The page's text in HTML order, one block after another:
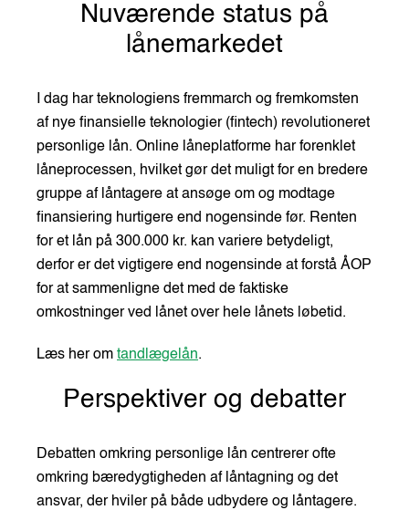
Nuværende status på
lånemarkedet
I dag har teknologiens fremmarch og fremkomsten
af nye finansielle teknologier (fintech) revolutioneret
personlige lån. Online låneplatforme har forenklet
låneprocessen, hvilket gør det muligt for en bredere
gruppe af låntagere at ansøge om og modtage
finansiering hurtigere end nogensinde før. Renten
for et lån på 300.000 kr. kan variere betydeligt,
derfor er det vigtigere end nogensinde at forstå ÅOP
for at sammenligne det med de faktiske
omkostninger ved lånet over hele lånets løbetid.
Læs her om tandlægelån.
Perspektiver og debatter
Debatten omkring personlige lån centrerer ofte
omkring bæredygtigheden af låntagning og det
ansvar, der hviler på både udbydere og låntagere.